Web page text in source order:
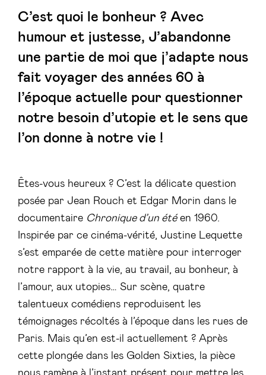
C’est quoi le bonheur ? Avec
humour et justesse, J’abandonne
une partie de moi que j’adapte nous
fait voyager des années 60 à
l’époque actuelle pour questionner
notre besoin d’utopie et le sens que
l’on donne à notre vie !
Êtes-vous heureux ? C’est la délicate question
posée par Jean Rouch et Edgar Morin dans le
documentaire Chronique d’un étéen 1960.
Inspirée par ce cinéma-vérité, Justine Lequette
s’est emparée de cette matière pour interroger
notre rapport à la vie, au travail, au bonheur, à
l’amour, aux utopies… Sur scène, quatre
talentueux comédiens reproduisent les
témoignages récoltés à l’époque dans les rues de
Paris. Mais qu’en est-il actuellement ? Après
cette plongée dans les Golden Sixties, la pièce
nous ramène à l’instant présent pour mettre les